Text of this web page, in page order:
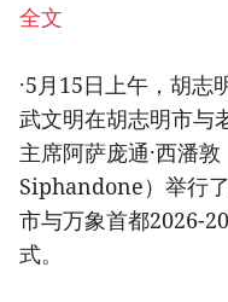
全文
·5月15日上午，胡志
武文明在胡志明市与
主席阿萨庞通·西潘
Siphandone）举行
市与万象首都2026-
式。